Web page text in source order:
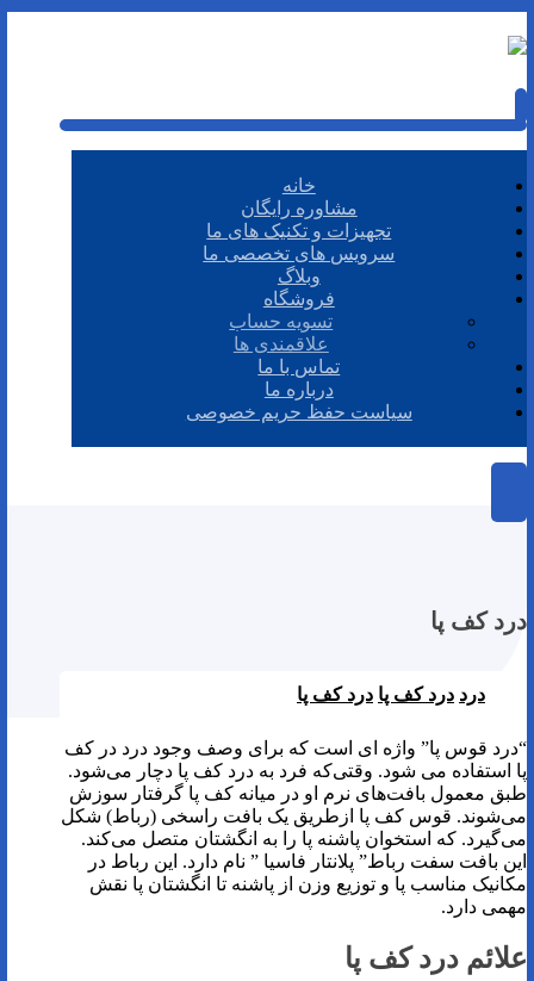
خانه
مشاوره رایگان
تجهیزات و تکنیک های ما
سرویس های تخصصی ما
وبلاگ
فروشگاه
تسویه حساب
علاقمندی ها
تماس با ما
درباره ما
سیاست حفظ حریم خصوصی
درد کف پا
درد درد کف پا درد کف پا
“درد قوس پا” واژه ای است که برای وصف وجود درد در کف
پا استفاده می شود. وقتی‌که فرد به درد کف پا دچار می‌شود.
طبق معمول بافت‌های نرم او در میانه کف پا گرفتار سوزش
می‌شوند. قوس کف پا ازطریق یک بافت راسخی (رباط) شکل
می‌گیرد. که استخوان پاشنه پا را به انگشتان متصل می‌کند.
این بافت سفت رباط” پلانتار فاسیا ” نام دارد. این رباط در
مکانیک مناسب پا و توزیع وزن از پاشنه تا انگشتان پا نقش
مهمی دارد.
علائم درد کف پا